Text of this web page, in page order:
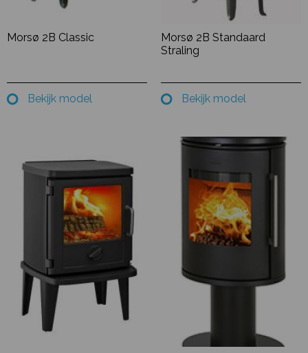
Morsø 2B Classic
Bekijk model
Morsø 2B Standaard
Straling
Bekijk model